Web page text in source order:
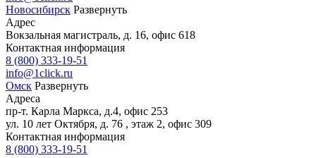
Новосибирск Развернуть
Адрес
Вокзальная магистраль, д. 16, офис 618
Контактная информация
8 (800) 333-19-51
info@1click.ru
Омск Развернуть
Адреса
пр-т. Карла Маркса, д.4, офис 253
ул. 10 лет Октября, д. 76 , этаж 2, офис 309
Контактная информация
8 (800) 333-19-51